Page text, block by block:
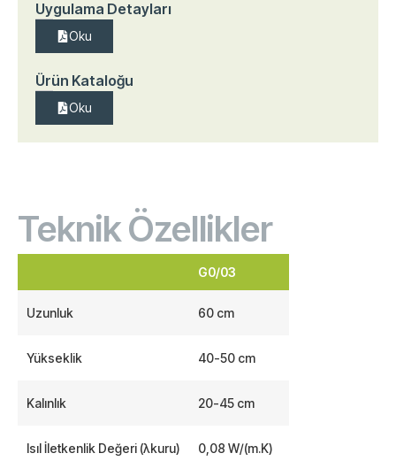
Uygulama Detayları
Oku
Ürün Kataloğu
Oku
Teknik Özellikler
G0/03
Uzunluk 60 cm
Yükseklik 40-50 cm
Kalınlık 20-45 cm
Isıl İletkenlik Değeri (λkuru) 0,08 W/(m.K)